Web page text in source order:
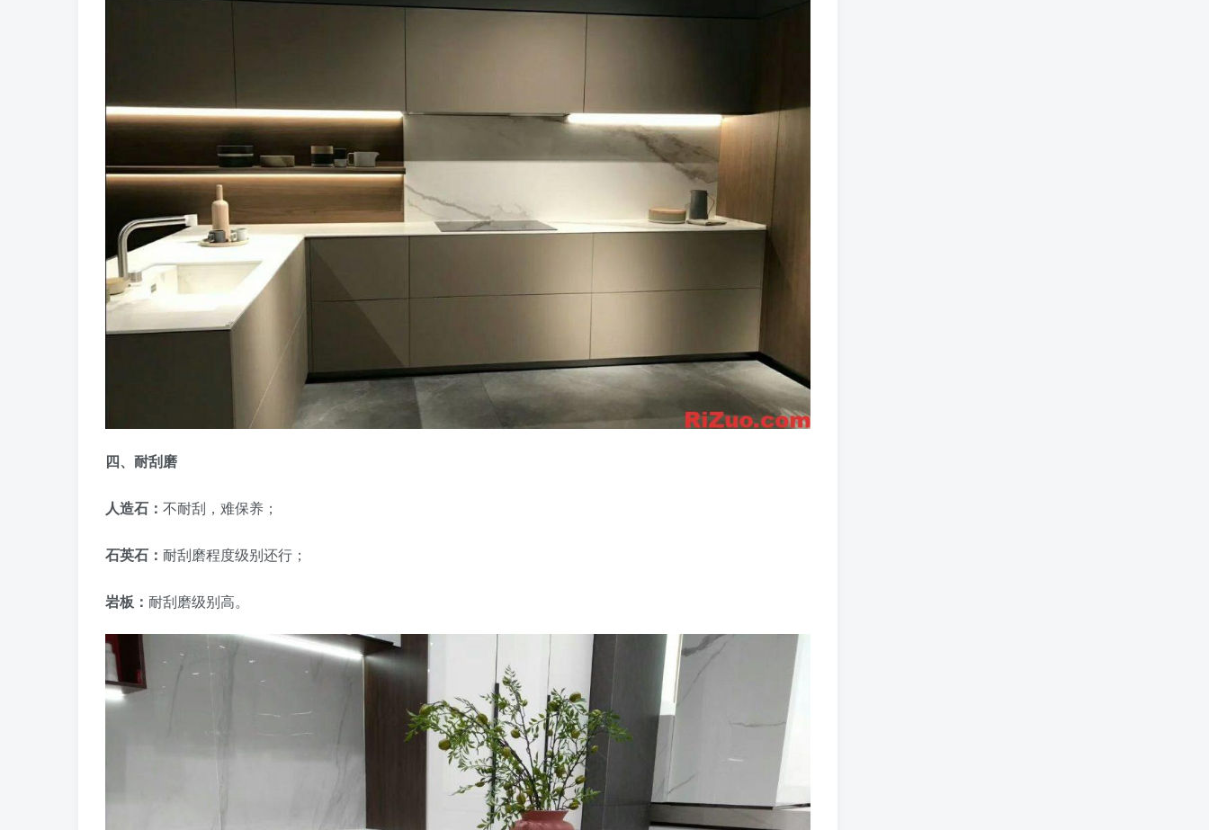
四、耐刮磨
人造石： 不耐刮，难保养；
石英石： 耐刮磨程度级别还行；
岩板： 耐刮磨级别高。